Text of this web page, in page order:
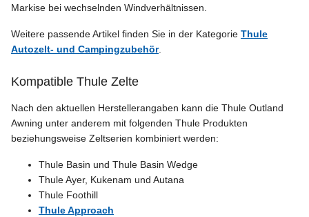
Markise bei wechselnden Windverhältnissen.
Weitere passende Artikel finden Sie in der Kategorie Thule
Autozelt- und Campingzubehör.
Kompatible Thule Zelte
Nach den aktuellen Herstellerangaben kann die Thule Outland
Awning unter anderem mit folgenden Thule Produkten
beziehungsweise Zeltserien kombiniert werden:
Thule Basin und Thule Basin Wedge
Thule Ayer, Kukenam und Autana
Thule Foothill
Thule Approach